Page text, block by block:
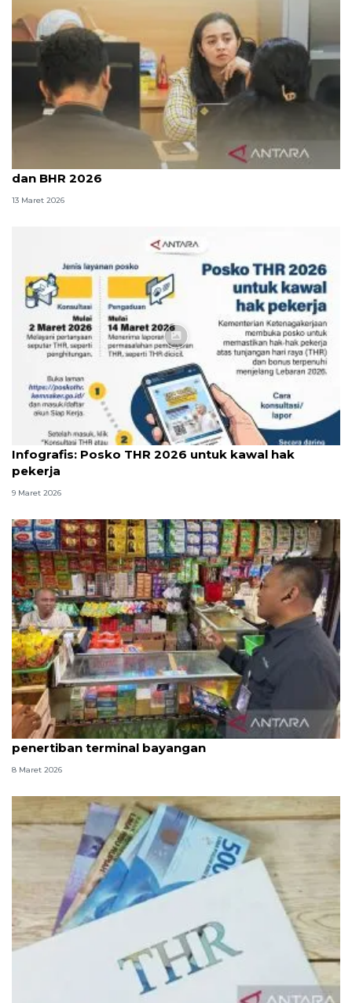
Kemnaker mulai buka layanan aduan di Posko THR
dan BHR 2026
13 Maret 2026
Infografik
Infografis: Posko THR 2026 untuk kawal hak
pekerja
9 Maret 2026
DKI sepekan, posko THR Lebaran hingga
penertiban terminal bayangan
8 Maret 2026